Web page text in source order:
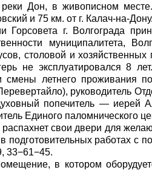
Дон, в живописном
и 75 км. от г. Калач-на-Дону.
Горсовета г. Волгограда
муниципалитета,
столовой и
не эксплуатировался 8
смены летнего проживания
руководитель
попечитель — иерей
Единого паломнического
свои двери для
подготовительных работах с
33−61−45.
в котором